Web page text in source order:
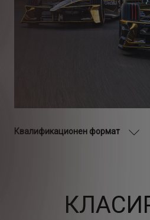
Квалификационен формат